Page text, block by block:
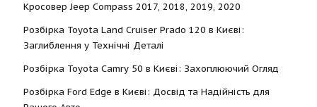
Кросовер Jeep Compass 2017, 2018, 2019, 2020
Розбірка Toyota Land Cruiser Prado 120 в Києві:
Заглиблення у Технічні Деталі
Розбірка Toyota Camry 50 в Києві: Захоплюючий Огляд
Розбірка Ford Edge в Києві: Досвід та Надійність для